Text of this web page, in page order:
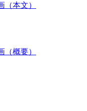
本文）
概要）